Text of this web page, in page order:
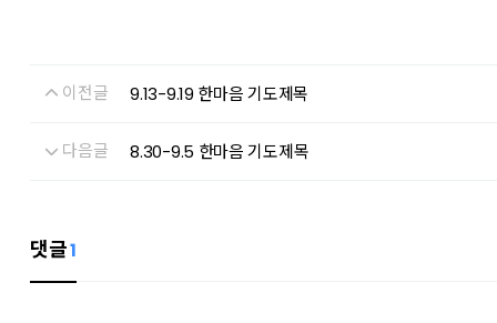
이전글 9.13-9.19 한마음 기도제목
다음글 8.30-9.5 한마음 기도제목
댓글1